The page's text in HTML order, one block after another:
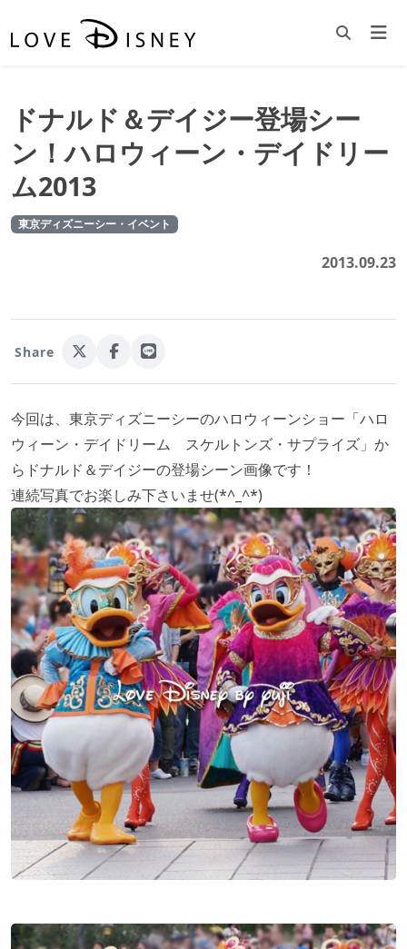
ドナルド＆デイジー登場シー
ン！ハロウィーン・デイドリー
ム2013
東京ディズニーシー・イベント
2013.09.23
Share
今回は、東京ディズニーシーのハロウィーンショー「ハロ
ウィーン・デイドリーム スケルトンズ・サプライズ」か
らドナルド＆デイジーの登場シーン画像です！
連続写真でお楽しみ下さいませ(*^_^*)